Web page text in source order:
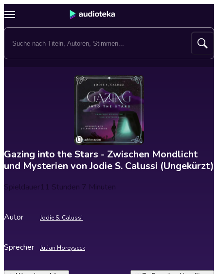
Gazing into the Stars - Zwischen Mondlicht
und Mysterien von Jodie S. Calussi (Ungekürzt)
Spieldauer11 Stunden 7 Minuten
Autor Jodie S. Calussi
Sprecher Julian Horeyseck